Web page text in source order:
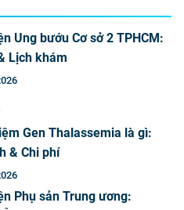
Ung bướu Cơ sở 2 TPHCM:
Lịch khám
Gen Thalassemia là gì:
& Chi phí
Phụ sản Trung ương: